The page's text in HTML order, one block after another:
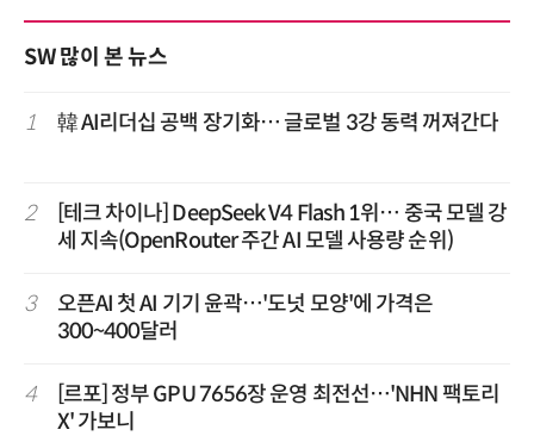
SW 많이 본 뉴스
1 韓 AI리더십 공백 장기화… 글로벌 3강 동력 꺼져간다
2
[테크 차이나] DeepSeek V4 Flash 1위… 중국 모델 강
세 지속(OpenRouter 주간 AI 모델 사용량 순위)
3
오픈AI 첫 AI 기기 윤곽…'도넛 모양'에 가격은
300~400달러
4
[르포] 정부 GPU 7656장 운영 최전선…'NHN 팩토리
X' 가보니